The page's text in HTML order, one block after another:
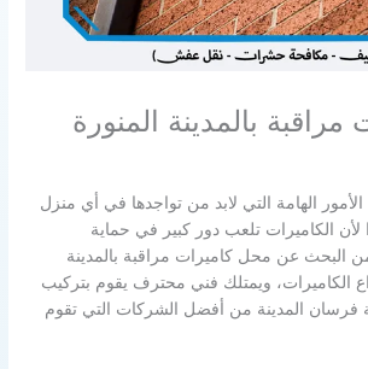
بالمدينة المنورة
الهامة التي لابد من تواجدها في أي منزل
لأن الكاميرات تلعب دور كبير في حماية
البحث عن محل كاميرات مراقبة بالمدينة
الكاميرات، ويمتلك فني محترف يقوم بتركيب
فرسان المدينة من أفضل الشركات التي تقوم